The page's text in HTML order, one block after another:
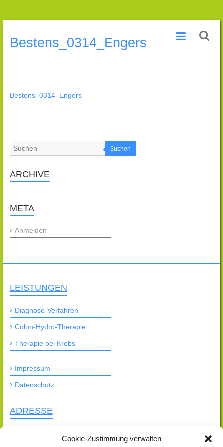
Cookie-Zustimmung verwalten
wechseln
Praxis
Natascha
Bestens_0314_Engers
Bestens_0314_Engers
Suchen
ARCHIVE
META
Anmelden
LEISTUNGEN
Diagnose-Verfahren
Colon-Hydro-Therapie
Therapie bei Krebs
Impressum
Datenschutz
ADRESSE
Heilpraktikerin Natascha Engers